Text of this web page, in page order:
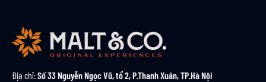
Địa chỉ:Số 33 Nguyễn Ngọc Vũ, tổ 2, P.Thanh Xuân, TP.Hà Nội